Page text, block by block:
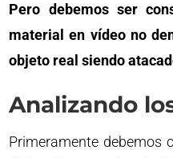
Pero debemos ser
material en vídeo no
objeto real siendo
Analizando
Primeramente debemos